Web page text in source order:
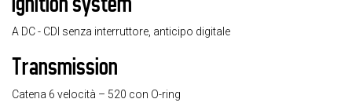
A DC - CDI senza interruttore, anticipo digitale
Transmission
Catena 6 velocità – 520 con O-ring